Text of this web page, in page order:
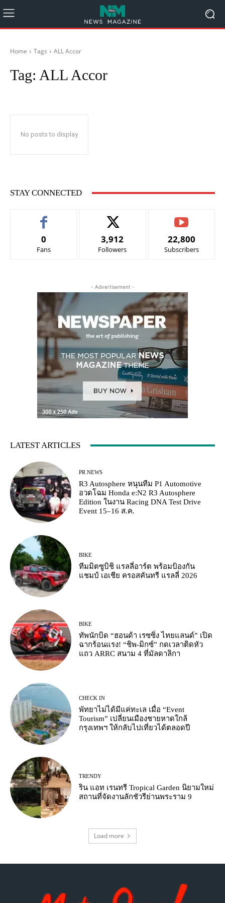
Home Tags ALL Accor
Tag: ALL Accor
No posts to display
STAY CONNECTED
0
Fans
3,912
Followers
22,800
Subscribers
- Advertisement -
LATEST ARTICLES
PR NEWS
R3 Autosphere หนุนทีม P1 Automotive
อวดโฉม Honda e:N2 R3 Autosphere
Edition ในงาน Racing DNA Test Drive
Event 15–16 ส.ค.
BIKE
ทีมมิตซูบิชิ แรลลี่อาร์ต พร้อมป้องกัน
แชมป์ เอเชีย ครอสคันทรี แรลลี่ 2026
BIKE
ทัพนักบิด “ฮอนด้า เรซซิ่ง ไทยแลนด์” เปิด
ฉากร้อนแรง! “ชิพ-มิกซ์” กดเวลาติดหัว
แถว ARRC สนาม 4 ที่มัลดาลิกา
CHECK IN
พัทยาไม่ได้มีแค่ทะเล เมื่อ “Event
Tourism” เปลี่ยนเมืองชายหาดใกล้
กรุงเทพฯ ให้กลับไปเที่ยวได้ตลอดปี
TRENDY
ริน แอท เรนทรี Tropical Garden นิยามใหม่
สถานที่จัดงานลักชัวรีย่านพระราม 9
Load more